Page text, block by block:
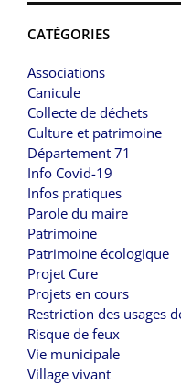
CATÉGORIES
Associations
Canicule
Collecte de déchets
Culture et patrimoine
Département 71
Info Covid-19
Infos pratiques
Parole du maire
Patrimoine
Patrimoine écologique
Projet Cure
Projets en cours
Restriction des usages
Risque de feux
Vie municipale
Village vivant